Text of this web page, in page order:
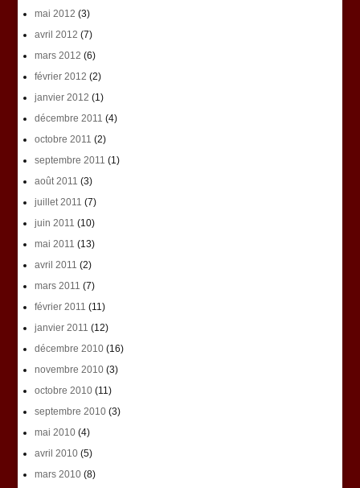
mai 2012 (3)
avril 2012 (7)
mars 2012 (6)
février 2012 (2)
janvier 2012 (1)
décembre 2011 (4)
octobre 2011 (2)
septembre 2011 (1)
août 2011 (3)
juillet 2011 (7)
juin 2011 (10)
mai 2011 (13)
avril 2011 (2)
mars 2011 (7)
février 2011 (11)
janvier 2011 (12)
décembre 2010(16)
novembre 2010(3)
octobre 2010(11)
septembre 2010(3)
mai 2010(4)
avril 2010(5)
mars 2010(8)